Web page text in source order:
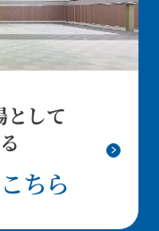
として
ちら